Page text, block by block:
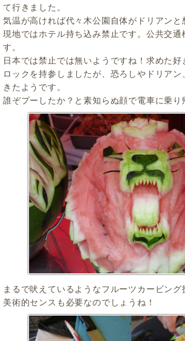
て行きました。
気温が高ければ代々木公園自体がドリアンと
現地ではホテル持ち込み禁止です。公共交通
す。
日本では禁止では無いようですね！求めた
ロックを持参しましたが、恐ろしやドリアン
きたようです。
誰ぞプーしたか？と素知らぬ顔で電車に乗り
まるで吠えているようなフルーツカービング
美術的センスも必要なのでしょうね！